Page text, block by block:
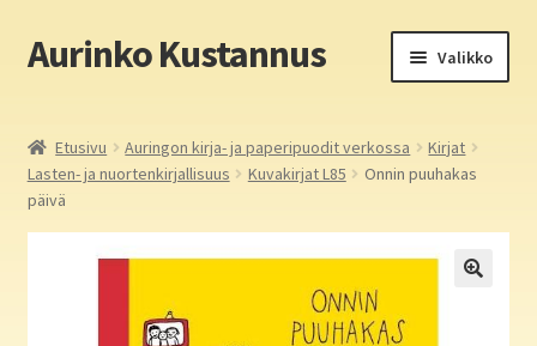
Siirry
navigointiin
Siirry
sisältöön
Aurinko Kustannus Valikko
Yritys
Etusivu Auringon kirja- ja paperipuodit verkossa
Kirjat
Lasten- ja nuortenkirjallisuus
Kuvakirjat L85
Onnin puuhakas
päivä